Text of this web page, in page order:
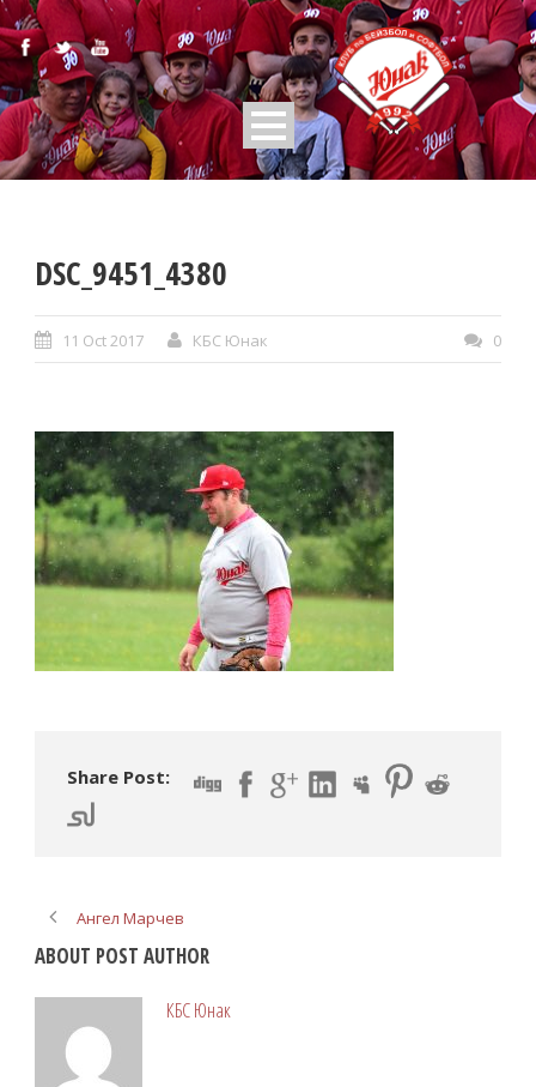
DSC_9451_4380
11 Oct 2017 КБС Юнак 0
Share Post:
Ангел Марчев
ABOUT POST AUTHOR
КБС Юнак